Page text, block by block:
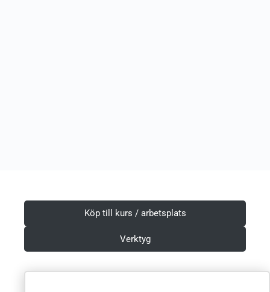
Köp till kurs / arbetsplats
Verktyg